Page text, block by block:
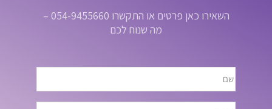
השאירו כאן פרטים או התקשרו 054-9455660 –
מה שנוח לכם